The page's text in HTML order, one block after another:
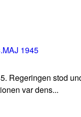
1945
Regeringen stod
var dens...